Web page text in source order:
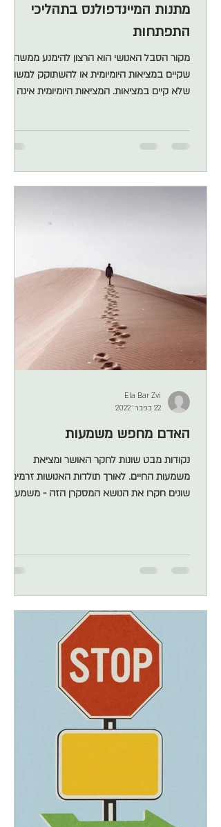
מתנות המיינדפולנס בתהליכי
התפתחות
מקור הסבל האנושי הוא הרצון להימנע ממשהו
שקיים במציאות היומיומית או להשתוקק למשהו
שלא קיים במציאות. המציאות היומיומית אינה
היכולת לחיות חיים שיש בהם רק חוויות חיוביות,
צר לי לומר זאת אבל, הוא יחווה חיים של אכזבה
גדולה וההשתוקקות לשינוי לא תחדול מכיוון שאין
האדם מחפש משמעות
נקודות מבט שונות לחקר האושר ומציאת
משמעות החיים. לאורך תולדות האנושות זרמים
שונים חקרו את הנושא המסקרן הזה - משמעות
שאין משמעות 2. שיש משמעות, היא נתונה ונכונה
משמעות, היא נתונה והיא אישית (האדם בתהליך
של גילוי, חיפוש בחוץ) 4. יש משמעות, היא אינה
ידועה והיא אישית (האדם בתהליך של יצירת
משמעו
Ela Bar Zvi
22 בפבר׳ 2022